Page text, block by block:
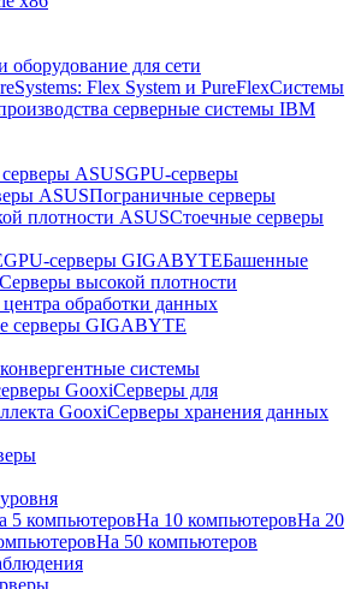
для сети
Flex System и PureFlexСистемы
серверные системы IBM
ASUSGPU-серверы
ASUSПограничные серверы
плотности ASUSСтоечные серверы
GPU-серверы GIGABYTEБашенные
Серверы высокой плотности
обработки данных
серверы GIGABYTE
системы
GooxiСерверы для
GooxiСерверы хранения данных
5 компьютеровНа 10 компьютеровНа 20
На 50 компьютеров